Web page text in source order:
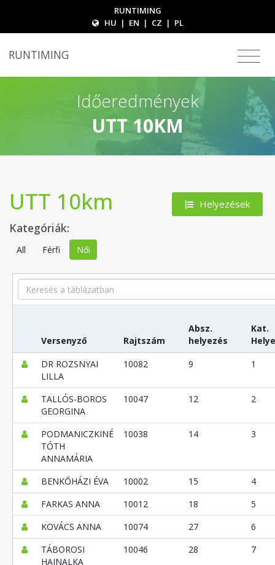
RUNTIMING
HU | EN | CZ | PL
RUNTIMING
Időeredmények
UTT 10KM
Helyezések
UTT 10km
Kategóriák:
All Férfi Női
Search
Versenyző Rajtszám
Absz.
helyezés
Kat.
DR ROZSNYAI
LILLA
10082 9 1
TALLÓS-BOROS
GEORGINA
10047 12 2
PODMANICZKINÉ
TÓTH
ANNAMÁRIA
10038 14 3
BENKŐHÁZI ÉVA 10002 15
4
FARKAS ANNA
10012 18
5
KOVÁCS ANNA
10074 27
6
TÁBOROSI
HAJNALKA
10046 28 7